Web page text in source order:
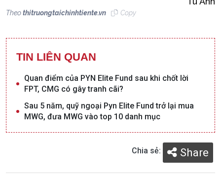
Theothitruongtaichinhtiente.vn Copy
TIN LIÊN QUAN
Quan điểm của PYN Elite Fund sau khi chốt lời
FPT, CMG có gây tranh cãi?
Sau 5 năm, quỹ ngoại Pyn Elite Fund trở lại mua
MWG, đưa MWG vào top 10 danh mục
Chia sẻ: Share